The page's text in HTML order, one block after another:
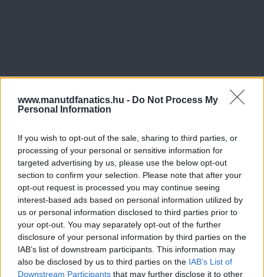
www.manutdfanatics.hu - Do Not Process My
Personal Information
If you wish to opt-out of the sale, sharing to third parties, or
processing of your personal or sensitive information for
targeted advertising by us, please use the below opt-out
section to confirm your selection. Please note that after your
opt-out request is processed you may continue seeing
interest-based ads based on personal information utilized by
us or personal information disclosed to third parties prior to
your opt-out. You may separately opt-out of the further
disclosure of your personal information by third parties on the
IAB’s list of downstream participants. This information may
also be disclosed by us to third parties on the IAB’s List of
Downstream Participants that may further disclose it to other